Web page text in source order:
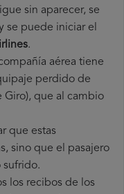
sin aparecer, se
se puede iniciar el
.
aérea tiene
perdido de
Giro), que al cambio
que estas
sino que el pasajero
sufrido.
los recibos de los